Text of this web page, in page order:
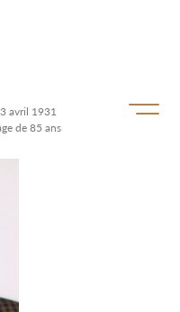
Ouvrir/
avril 1931
de 85 ans